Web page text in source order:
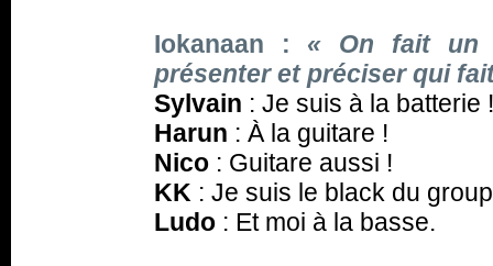
Iokanaan : « On fait un
présenter et préciser qui
Sylvain : Je suis à la batterie !
Harun : À la guitare !
Nico : Guitare aussi !
KK : Je suis le black du
Ludo : Et moi à la basse.